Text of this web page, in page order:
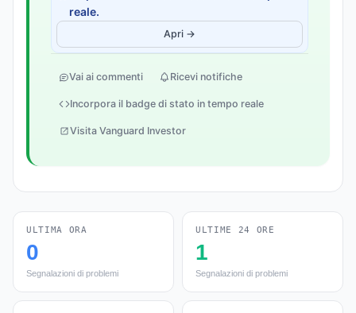
reale.
Apri →
Vai ai commenti Ricevi notifiche
Incorpora il badge di stato in tempo reale
Visita Vanguard Investor
ULTIMA ORA
0
Segnalazioni di problemi
ULTIME 24 ORE
1
Segnalazioni di problemi